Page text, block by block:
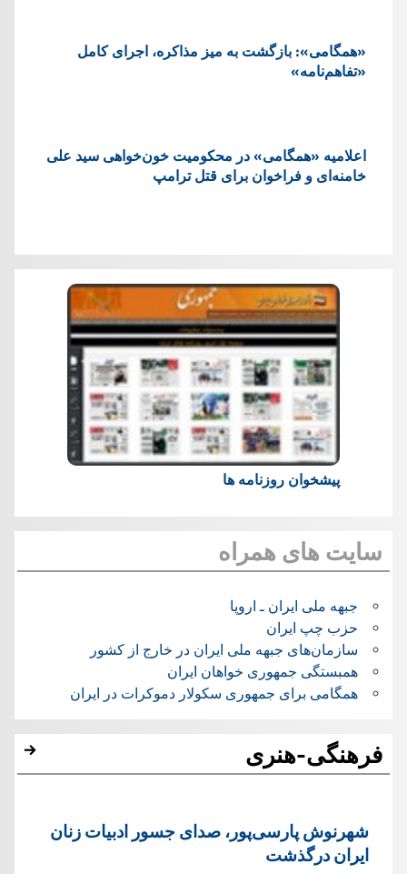
«همگامی»: بازگشت به میز مذاکره، اجرای کامل
«تفاهم‌نامه»
اعلامیه «همگامی» در محکومیت خون‌خواهی سید علی
خامنه‌ای و فراخوان برای قتل ترامپ
پیشخوان روزنامه ها
سایت های همراه
جبهه ملی ایران ـ اروپا
حزب چپ ایران
سازمان‌های جبهه ملی ایران در خارج از کشور
همبستگی جمهوری خواهان ایران
همگامی برای جمهوری سکولار دموکرات در ایران
فرهنگی-هنری
شهرنوش پارسی‌پور، صدای جسور ادبیات زنان
ایران درگذشت